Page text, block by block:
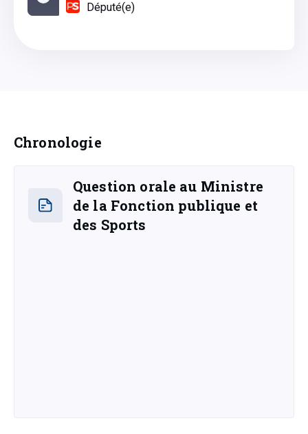
Député(e)
Chronologie
Question orale au Ministre
de la Fonction publique et
des Sports